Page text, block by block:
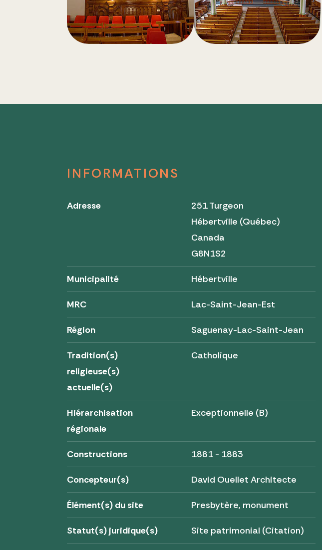
INFORMATIONS
Adresse
251 Turgeon
Hébertville (Québec)
Canada
G8N1S2
Municipalité Hébertville
MRC Lac-Saint-Jean-Est
Région Saguenay-Lac-Saint-Jean
Tradition(s)
religieuse(s)
actuelle(s)
Catholique
Hiérarchisation
régionale
Exceptionnelle (B)
Constructions 1881 - 1883
Concepteur(s) David Ouellet Architecte
Élément(s) du site Presbytère, monument
Statut(s) juridique(s) Site patrimonial (Citation)